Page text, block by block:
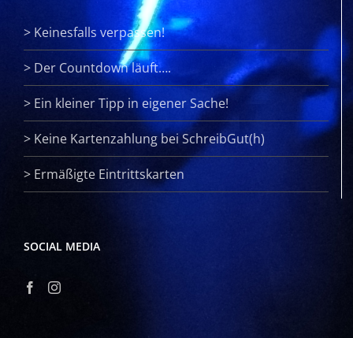
> Keinesfalls verpassen!
> Der Countdown läuft….
> Ein kleiner Tipp in eigener Sache!
> Keine Kartenzahlung bei SchreibGut(h)
> Ermäßigte Eintrittskarten
SOCIAL MEDIA